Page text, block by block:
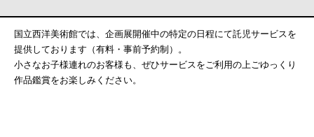
国立西洋美術館では、企画展開催中の特定の日程にて託児サービスを
提供しております（有料・事前予約制）。
小さなお子様連れのお客様も、ぜひサービスをご利用の上ごゆっくり
作品鑑賞をお楽しみください。